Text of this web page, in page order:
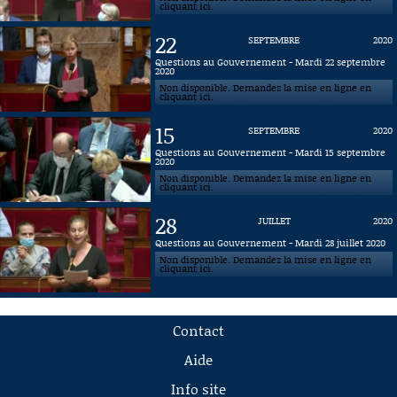
cliquant ici.
22 SEPTEMBRE
2020
Questions au Gouvernement - Mardi 22 septembre
2020
Non disponible. Demandez la mise en ligne en
cliquant ici.
15 SEPTEMBRE
2020
Questions au Gouvernement - Mardi 15 septembre
2020
Non disponible. Demandez la mise en ligne en
cliquant ici.
28 JUILLET
2020
Questions au Gouvernement - Mardi 28 juillet 2020
Non disponible. Demandez la mise en ligne en
cliquant ici.
Contact
Aide
Info site